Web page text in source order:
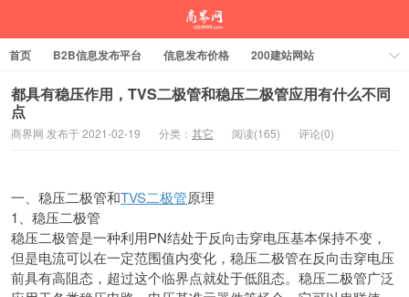
首页 B2B信息发布平台 信息发布价格 200建站网站
都具有稳压作用，TVS二极管和稳压二极管应用有什么不同
点
商界网 发布于 2021-02-19 分类： 其它 阅读(165) 评论(0)
一、稳压二极管和TVS二极管原理
1、稳压二极管
稳压二极管是一种利用PN结处于反向击穿电压基本保持不变，
但是电流可以在一定范围值内变化，稳压二极管在反向击穿电压
前具有高阻态，超过这个临界点就处于低阻态。稳压二极管广泛